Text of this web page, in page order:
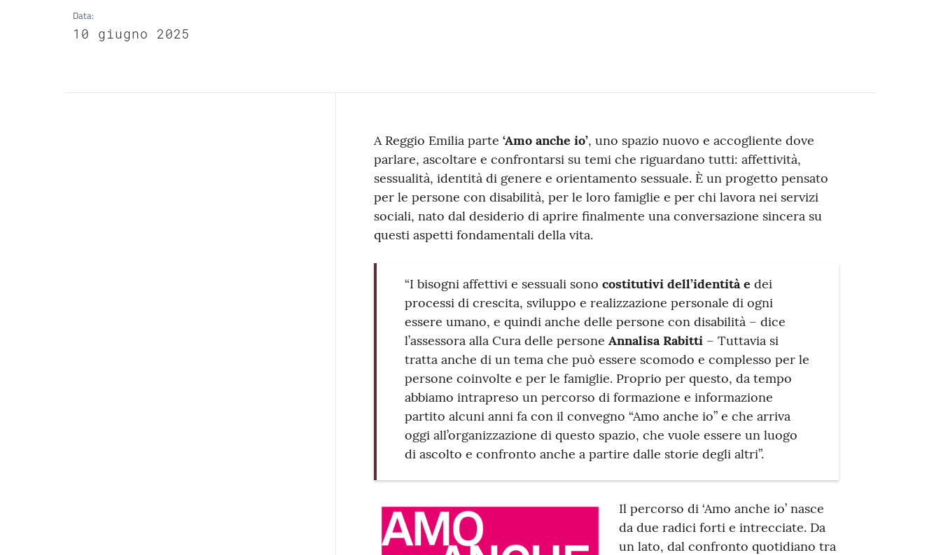
Data:
10 giugno 2025
Contenuto
A Reggio Emilia parte ‘Amo anche io’, uno spazio nuovo e accogliente dove
parlare, ascoltare e confrontarsi su temi che riguardano tutti: affettività,
sessualità, identità di genere e orientamento sessuale. È un progetto pensato
per le persone con disabilità, per le loro famiglie e per chi lavora nei servizi
sociali, nato dal desiderio di aprire finalmente una conversazione sincera su
questi aspetti fondamentali della vita.
“I bisogni affettivi e sessuali sono costitutivi dell’identità e dei
processi di crescita, sviluppo e realizzazione personale di ogni
essere umano, e quindi anche delle persone con disabilità – dice
l’assessora alla Cura delle persone Annalisa Rabitti – Tuttavia si
tratta anche di un tema che può essere scomodo e complesso per le
persone coinvolte e per le famiglie. Proprio per questo, da tempo
abbiamo intrapreso un percorso di formazione e informazione
partito alcuni anni fa con il convegno “Amo anche io” e che arriva
oggi all’organizzazione di questo spazio, che vuole essere un luogo
di ascolto e confronto anche a partire dalle storie degli altri”.
Il percorso di ‘Amo anche io’ nasce
da due radici forti e intrecciate. Da
un lato, dal confronto quotidiano tra